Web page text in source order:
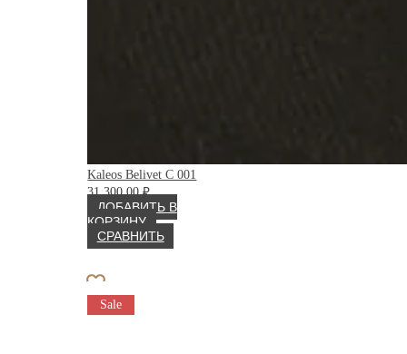
Kaleos Belivet C 001
31 300.00₽
ДОБАВИТЬ В
КОРЗИНУ
СРАВНИТЬ
Sale